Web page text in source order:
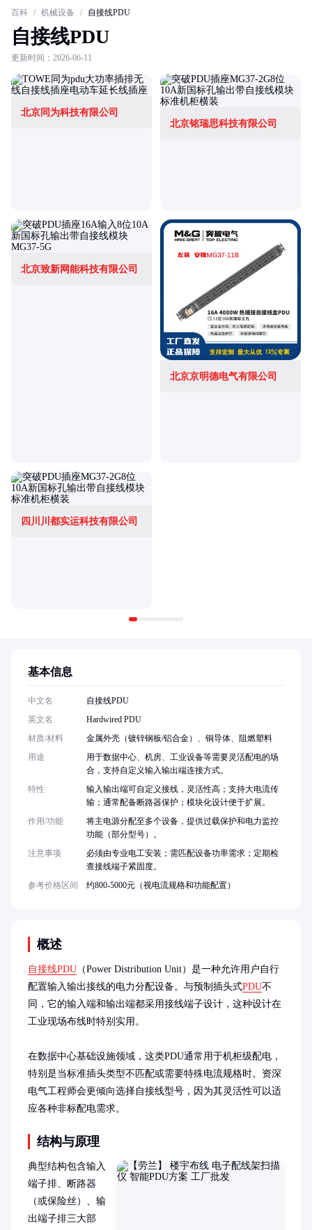
百科 / 机械设备 / 自接线PDU
自接线PDU
更新时间：2026-06-11
北京同为科技有限公司
北京铭瑞思科技有限公司
北京致新网能科技有限公司
北京京明德电气有限公司
四川川都实运科技有限公司
概述
自接线PDU （Power Distribution Unit）是一种允许用户自行
配置输入输出接线的电力分配设备。与预制插头式PDU不
同，它的输入端和输出端都采用接线端子设计，这种设计在
工业现场布线时特别实用。
在数据中心基础设施领域，这类PDU通常用于机柜级配电，
特别是当标准插头类型不匹配或需要特殊电流规格时。资深
电气工程师会更倾向选择自接线型号，因为其灵活性可以适
应各种非标配电需求。
结构与原理
典型结构包含输入
端子排、断路器
（或保险丝）、输
出端子排三大部
基本信息
中文名
自接线PDU
英文名
Hardwired PDU
材质/材料
金属外壳（镀锌钢板/铝合金）、铜导体、阻燃塑料
用途
用于数据中心、机房、工业设备等需要灵活配电的场
合，支持自定义输入输出端连接方式。
特性
输入输出端可自定义接线，灵活性高；支持大电流传
输；通常配备断路器保护；模块化设计便于扩展。
作用/功能
将主电源分配至多个设备，提供过载保护和电力监控
功能（部分型号）。
注意事项
必须由专业电工安装；需匹配设备功率需求；定期检
查接线端子紧固度。
参考价格区间
约800-5000元（视电流规格和功能配置）